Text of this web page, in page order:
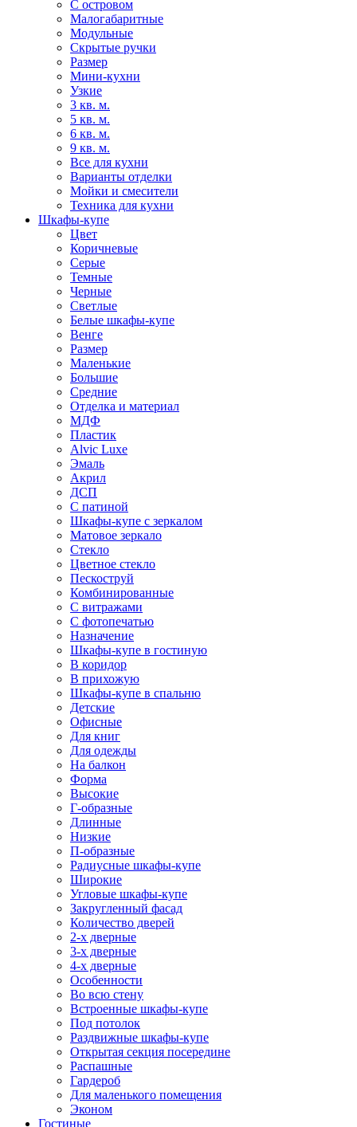
С островом
Малогабаритные
Модульные
Скрытые ручки
Размер
Мини-кухни
Узкие
3 кв. м.
5 кв. м.
6 кв. м.
9 кв. м.
Все для кухни
Варианты отделки
Мойки и смесители
Техника для кухни
Шкафы-купе
Цвет
Коричневые
Серые
Темные
Черные
Светлые
Белые шкафы-купе
Венге
Размер
Маленькие
Большие
Средние
Отделка и материал
МДФ
Пластик
Alvic Luxe
Эмаль
Акрил
ДСП
С патиной
Шкафы-купе с зеркалом
Матовое зеркало
Стекло
Цветное стекло
Пескоструй
Комбинированные
С витражами
С фотопечатью
Назначение
Шкафы-купе в гостиную
В коридор
В прихожую
Шкафы-купе в спальню
Детские
Офисные
Для книг
Для одежды
На балкон
Форма
Высокие
Г-образные
Длинные
Низкие
П-образные
Радиусные шкафы-купе
Широкие
Угловые шкафы-купе
Закругленный фасад
Количество дверей
2-х дверные
3-х дверные
4-х дверные
Особенности
Во всю стену
Встроенные шкафы-купе
Под потолок
Раздвижные шкафы-купе
Открытая секция посередине
Распашные
Гардероб
Для маленького помещения
Эконом
Гостиные